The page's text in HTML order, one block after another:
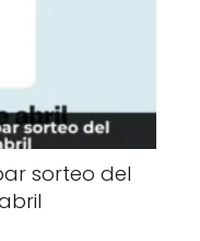
sorteo del